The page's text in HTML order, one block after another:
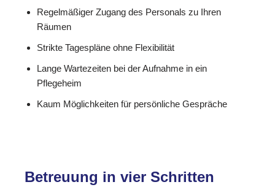
Regelmäßiger Zugang des Personals zu Ihren
Räumen
Strikte Tagespläne ohne Flexibilität
Lange Wartezeiten bei der Aufnahme in ein
Pflegeheim
Kaum Möglichkeiten für persönliche Gespräche
Betreuung in vier Schritten